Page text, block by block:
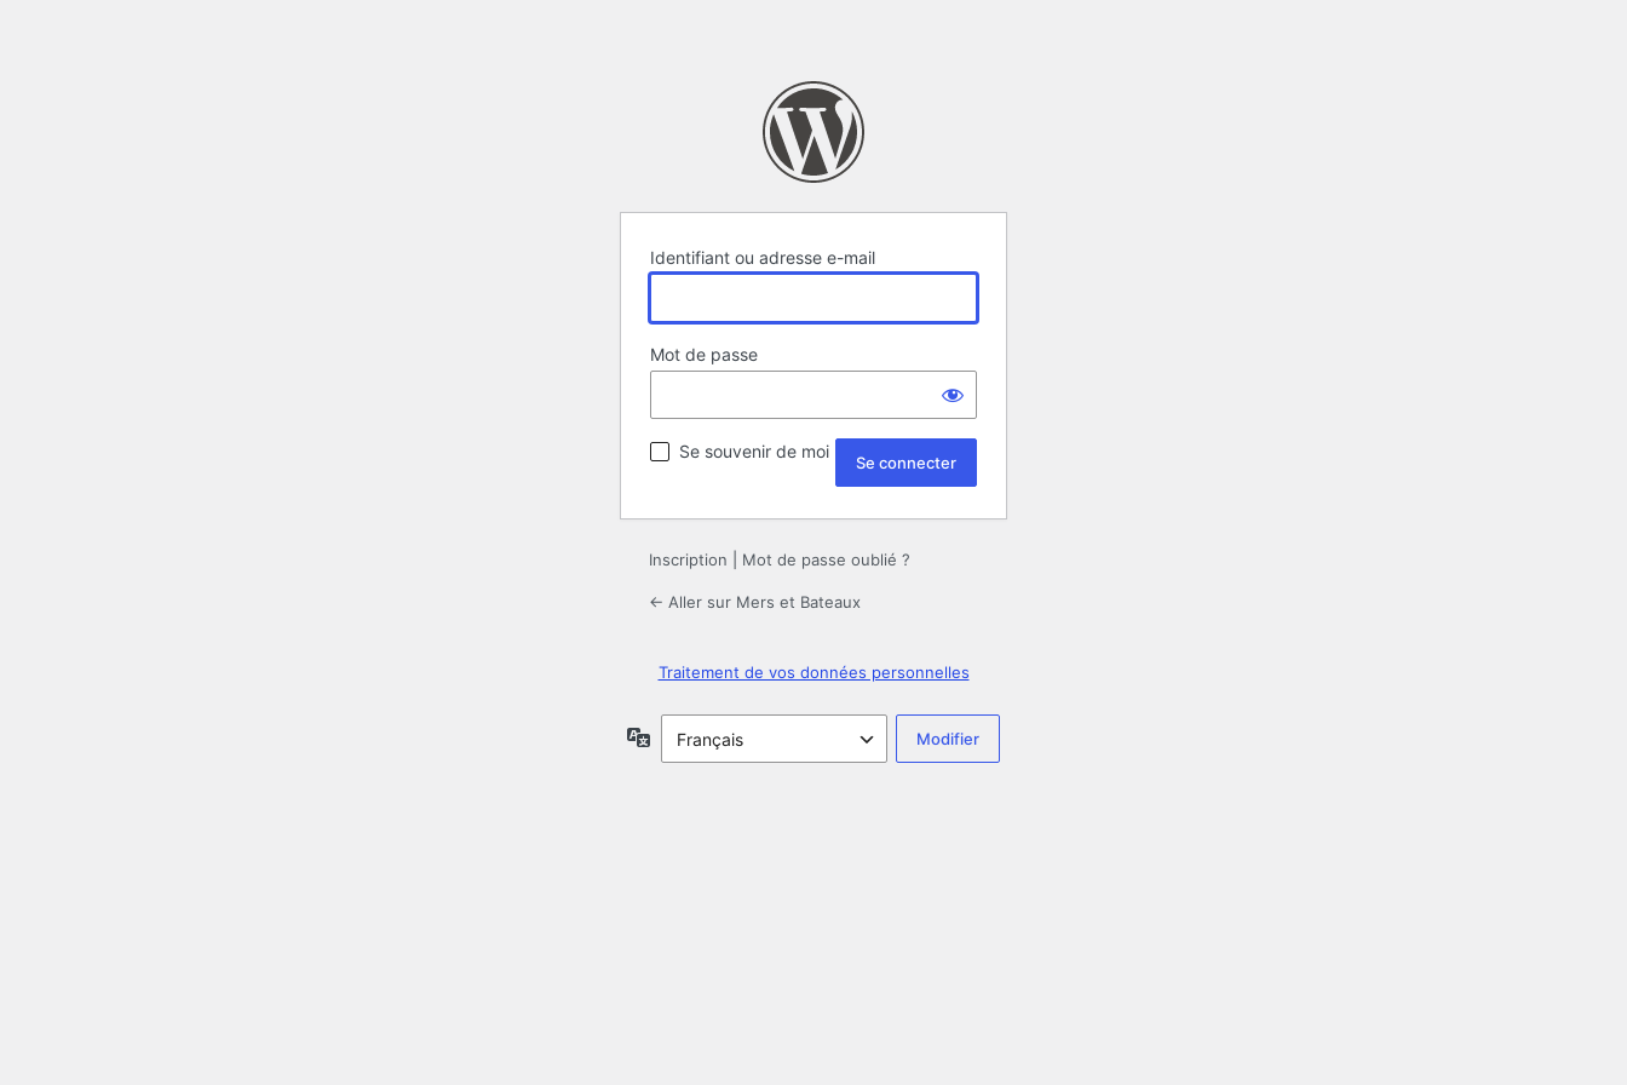
Identifiant ou adresse e-mail
Mot de passe
Se souvenir de moi
Inscription Mot de passe oublié ?
← Aller sur Mers et Bateaux
Traitement de vos données personnelles
Langue